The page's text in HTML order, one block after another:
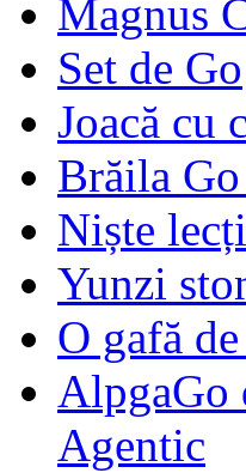
Magnus
Set de Go
Joacă cu
Brăila
Niște
Yunzi
O gafă
AlpgaGo
Agentic